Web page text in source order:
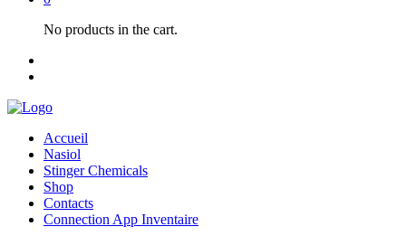
No products in the cart.
Accueil
Nasiol
Stinger Chemicals
Shop
Contacts
Connection App Inventaire